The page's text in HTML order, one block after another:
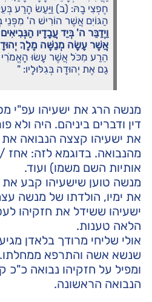
חֶפְצִי בָהּ: (ב) וַיַּעַשׂ הָרַע
הַגּוֹיִם אֲשֶׁר הוֹרִישׁ ה' מִפְּנֵי
וַיְדַבֵּר ה' בְּיַד עֲבָדָיו
אֲשֶׁר עָשָׂה מְנַשֶּׁה מֶלֶךְ
הֵרַע מִכֹּל אֲשֶׁר עָשׂוּ הָאֱמֹרִי
גַם אֶת יְהוּדָה בְּגִלּוּלָיו: "
מנשה הרג את ישעיהו עפ"י
דין ודברים ביניהם. היה ולא
את ישעיהו קצצה הנבואה
מהנבואה. בדוגמא לזה: אחז
אותיות השם משמו) ועוד.
מנשה טוען שישעיהו קבע
את ימיו, הולדתו של מנשה
ישעיהו ששידל את חזקיהו
הלאה טענות.
אולי שליחי מרודך בלאדן
שנשא אשה והתרפא ממחלתו.
ומפיל על חזקיהו נבואה
הנבואה הראשונה.